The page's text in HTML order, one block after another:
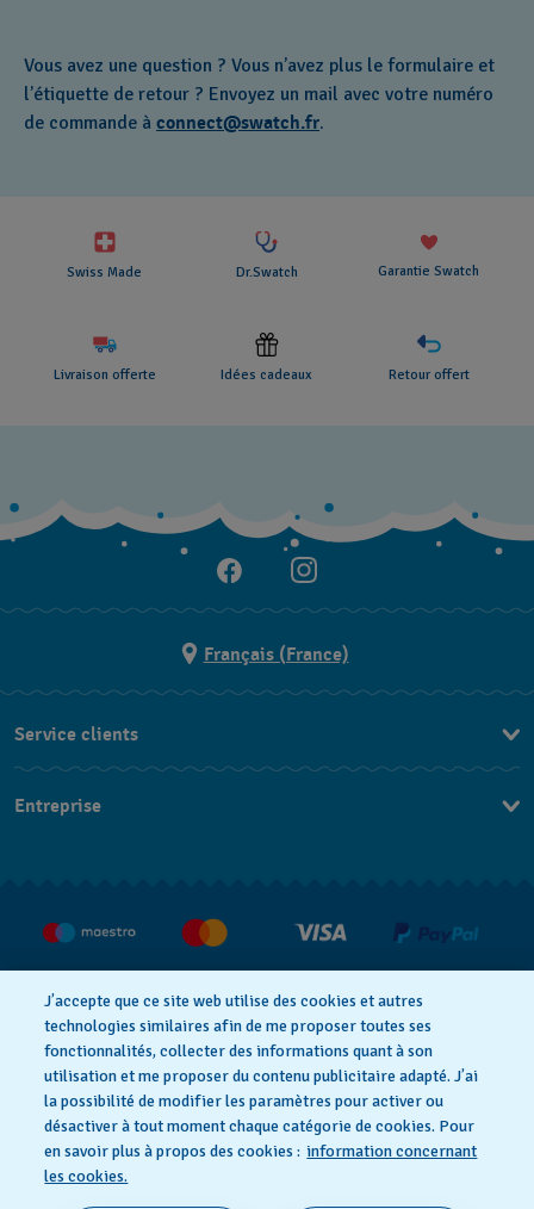
Vous avez une question ? Vous n’avez plus le formulaire et
l’étiquette de retour ? Envoyez un mail avec votre numéro
de commande à connect@swatch.fr.
Swiss Made Dr.Swatch Garantie Swatch
Livraison offerte Idées cadeaux Retour offert
Français (France)
Service clients
Questions fréquentes
Droit de rétractation
Entreprise
Déclaration de confidentialité
Cookies
J’accepte que ce site web utilise des cookies et autres
technologies similaires afin de me proposer toutes ses
fonctionnalités, collecter des informations quant à son
utilisation et me proposer du contenu publicitaire adapté. J’ai
la possibilité de modifier les paramètres pour activer ou
désactiver à tout moment chaque catégorie de cookies. Pour
en savoir plus à propos des cookies : information concernant
les cookies.